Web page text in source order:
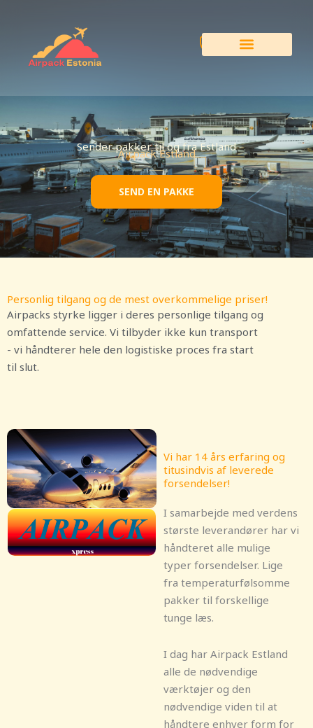
Sender pakker til og fra Estland
Airpack Estland
SEND EN PAKKE
Personlig tilgang og de mest overkommelige priser!
Airpacks styrke ligger i deres personlige tilgang og
omfattende service. Vi tilbyder ikke kun transport
- vi håndterer hele den logistiske proces fra start
til slut.
Vi har 14 års erfaring og
titusindvis af leverede
forsendelser!
I samarbejde med verdens
største leverandører har vi
håndteret alle mulige
typer forsendelser. Lige
fra temperaturfølsomme
pakker til forskellige
tunge læs.
I dag har Airpack Estland
alle de nødvendige
værktøjer og den
nødvendige viden til at
håndtere enhver form for